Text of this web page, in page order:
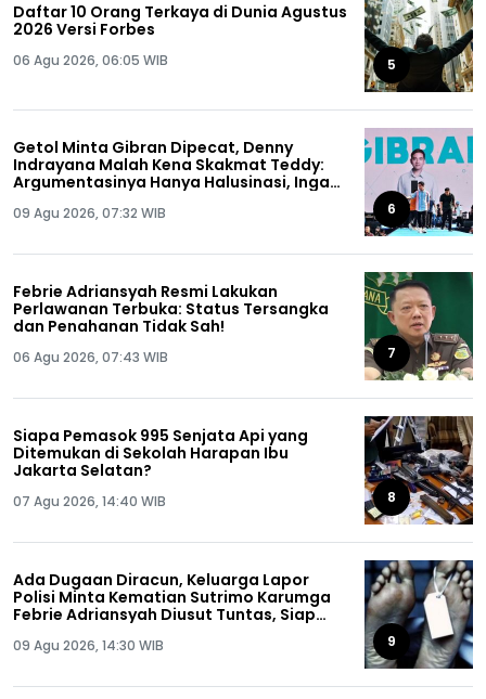
Daftar 10 Orang Terkaya di Dunia Agustus
2026 Versi Forbes
06 Agu 2026, 06:05 WIB 5
Getol Minta Gibran Dipecat, Denny
Indrayana Malah Kena Skakmat Teddy:
Argumentasinya Hanya Halusinasi, Ingat
09 Agu 2026, 07:32 WIB 6
Febrie Adriansyah Resmi Lakukan
Perlawanan Terbuka: Status Tersangka
dan Penahanan Tidak Sah!
06 Agu 2026, 07:43 WIB 7
Siapa Pemasok 995 Senjata Api yang
Ditemukan di Sekolah Harapan Ibu
Jakarta Selatan?
07 Agu 2026, 14:40 WIB 8
Ada Dugaan Diracun, Keluarga Lapor
Polisi Minta Kematian Sutrimo Karumga
Febrie Adriansyah Diusut Tuntas, Siap
09 Agu 2026, 14:30 WIB 9